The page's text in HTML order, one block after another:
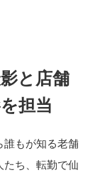
と店舗
担当
誰もが知る老舗
ち、転勤で仙